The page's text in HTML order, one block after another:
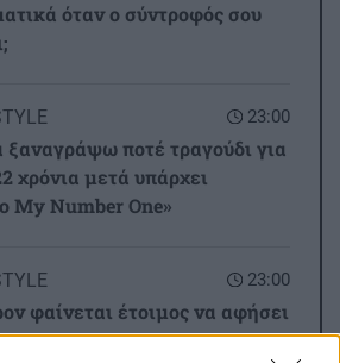
όταν ο σύντροφός σου
23:00
ξαναγράψω ποτέ τραγούδι για
χρόνια μετά υπάρχει
My Number One»
23:00
φαίνεται έτοιμος να αφήσει